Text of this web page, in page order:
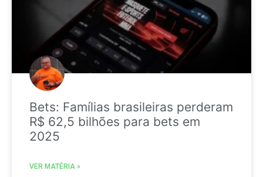
Bets: Famílias brasileiras perderam
R$ 62,5 bilhões para bets em
2025
VER MATÉRIA »